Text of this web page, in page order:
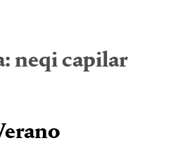
neqi capilar